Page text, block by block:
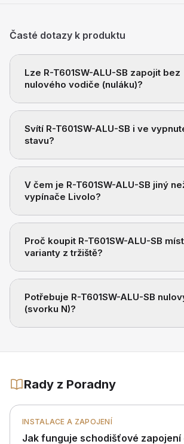
Časté dotazy k produktu
Lze R-T601SW-ALU-SB zapojit bez
nulového vodiče (nuláku)?
Svítí R-T601SW-ALU-SB i ve
stavu?
V čem je R-T601SW-ALU-SB jiný
vypínače Livolo?
Proč koupit R-T601SW-ALU-SB
varianty z tržiště?
Potřebuje R-T601SW-ALU-SB
(svorku N)?
Rady z Poradny
INSTALACE A ZAPOJENÍ
Jak funguje schodišťové